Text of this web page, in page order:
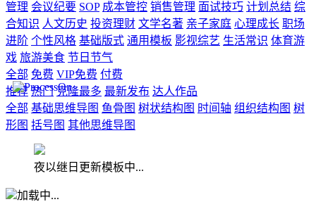
管理 会议纪要 SOP 成本管控 销售管理 面试技巧 计划总结 综
合知识 人文历史 投资理财 文学名著 亲子家庭 心理成长 职场
进阶 个性风格 基础版式 通用模板 影视综艺 生活常识 体育游
戏 旅游美食 节日节气
全部 免费 VIP免费 付费
推荐 热门 克隆最多 最新发布 达人作品
全部 基础思维导图 鱼骨图 树状结构图 时间轴 组织结构图 树
形图 括号图 其他思维导图
夜以继日更新模板中...
加载中...